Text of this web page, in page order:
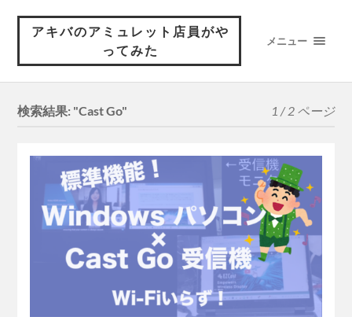
アキバのアミュレット店員がや
ってみた
メニュー
検索結果: "Cast Go" 1 / 2 ページ